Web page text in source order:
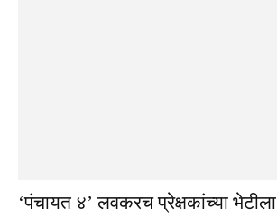
‘पंचायत ४’ लवकरच प्रेक्षकांच्या भेटीला